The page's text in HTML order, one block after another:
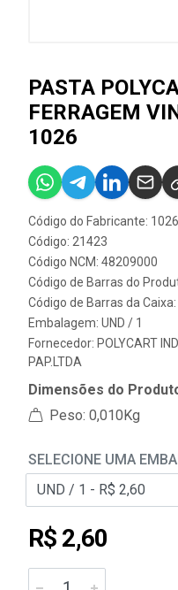
PASTA
FERRAGEM
1026
Código do Fabricante:
Código: 21423
Código NCM: 48209000
Código de Barras do
Código de Barras da
Embalagem: UND / 1
Fornecedor: POLYCART
PAP.LTDA
Dimensões do
Peso: 0,010Kg
SELECIONE UMA
R$ 2,60